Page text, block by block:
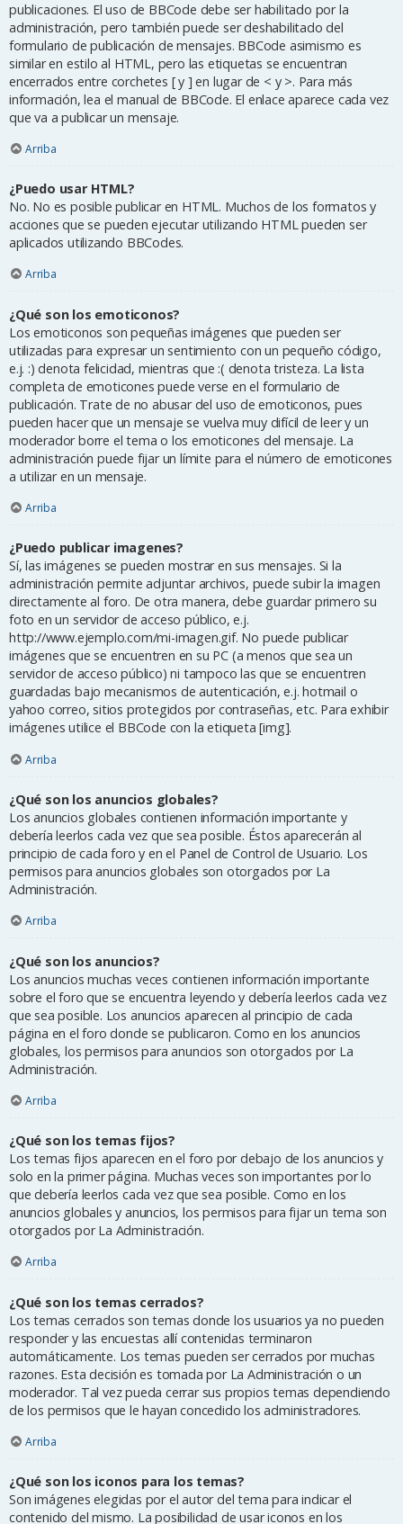
publicaciones. El uso de BBCode debe ser habilitado por la
administración, pero también puede ser deshabilitado del
formulario de publicación de mensajes. BBCode asimismo es
similar en estilo al HTML, pero las etiquetas se encuentran
encerrados entre corchetes [ y ] en lugar de < y >. Para más
información, lea el manual de BBCode. El enlace aparece cada vez
que va a publicar un mensaje.
Arriba
¿Puedo usar HTML?
No. No es posible publicar en HTML. Muchos de los formatos y
acciones que se pueden ejecutar utilizando HTML pueden ser
aplicados utilizando BBCodes.
Arriba
¿Qué son los emoticonos?
Los emoticonos son pequeñas imágenes que pueden ser
utilizadas para expresar un sentimiento con un pequeño código,
e.j. :) denota felicidad, mientras que :( denota tristeza. La lista
completa de emoticones puede verse en el formulario de
publicación. Trate de no abusar del uso de emoticonos, pues
pueden hacer que un mensaje se vuelva muy difícil de leer y un
moderador borre el tema o los emoticones del mensaje. La
administración puede fijar un límite para el número de emoticones
a utilizar en un mensaje.
Arriba
¿Puedo publicar imagenes?
Sí, las imágenes se pueden mostrar en sus mensajes. Si la
administración permite adjuntar archivos, puede subir la imagen
directamente al foro. De otra manera, debe guardar primero su
foto en un servidor de acceso público, e.j.
http://www.ejemplo.com/mi-imagen.gif. No puede publicar
imágenes que se encuentren en su PC (a menos que sea un
servidor de acceso público) ni tampoco las que se encuentren
guardadas bajo mecanismos de autenticación, e.j. hotmail o
yahoo correo, sitios protegidos por contraseñas, etc. Para exhibir
imágenes utilice el BBCode con la etiqueta [img].
Arriba
¿Qué son los anuncios globales?
Los anuncios globales contienen información importante y
debería leerlos cada vez que sea posible. Éstos aparecerán al
principio de cada foro y en el Panel de Control de Usuario. Los
permisos para anuncios globales son otorgados por La
Administración.
Arriba
¿Qué son los anuncios?
Los anuncios muchas veces contienen información importante
sobre el foro que se encuentra leyendo y debería leerlos cada vez
que sea posible. Los anuncios aparecen al principio de cada
página en el foro donde se publicaron. Como en los anuncios
globales, los permisos para anuncios son otorgados por La
Administración.
Arriba
¿Qué son los temas fijos?
Los temas fijos aparecen en el foro por debajo de los anuncios y
solo en la primer página. Muchas veces son importantes por lo
que debería leerlos cada vez que sea posible. Como en los
anuncios globales y anuncios, los permisos para fijar un tema son
otorgados por La Administración.
Arriba
¿Qué son los temas cerrados?
Los temas cerrados son temas donde los usuarios ya no pueden
responder y las encuestas allí contenidas terminaron
automáticamente. Los temas pueden ser cerrados por muchas
razones. Esta decisión es tomada por La Administración o un
moderador. Tal vez pueda cerrar sus propios temas dependiendo
de los permisos que le hayan concedido los administradores.
Arriba
¿Qué son los iconos para los temas?
Son imágenes elegidas por el autor del tema para indicar el
contenido del mismo. La posibilidad de usar iconos en los